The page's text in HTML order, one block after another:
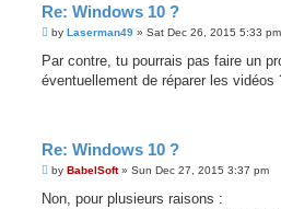
Re: Windows 10 ?
P
s
by Laserman49 » Sat Dec 26, 2015 5:33 pm
Par contre, tu pourrais pas faire un
éventuellement de réparer les vidéos
Re: Windows 10 ?
P
s
by BabelSoft» Sun Dec 27, 2015 3:37 pm
Non, pour plusieurs raisons :